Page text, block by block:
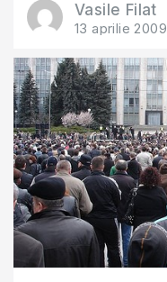
Vasile Filat
13 aprilie 2009